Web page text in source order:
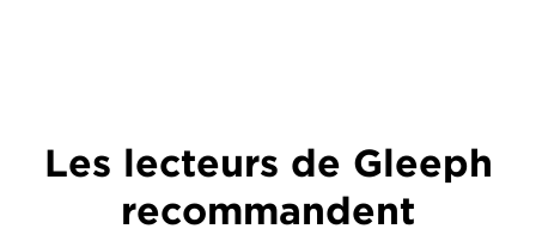
Les lecteurs de Gleeph
recommandent